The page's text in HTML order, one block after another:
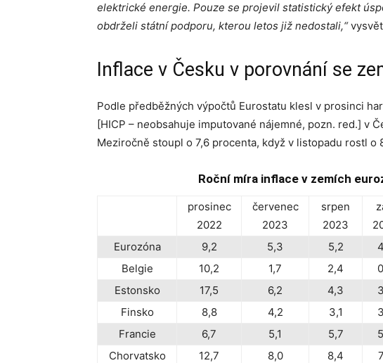
elektrické energie. Pouze se projevil statistický efekt
obdrželi státní podporu, kterou letos již nedostali,“
Inflace v Česku v porovnání se
Podle předběžných výpočtů Eurostatu klesl v prosinci
[HICP – neobsahuje imputované nájemné, pozn. red.] v
Meziročně stoupl o 7,6 procenta, když v listopadu rostl o
Roční míra inflace v zemích
prosinec
2022
červenec
2023
srpen
2023
Eurozóna
9,2 5,3 5,2
Belgie
10,2 1,7 2,4
Estonsko
17,5 6,2 4,3
Finsko
8,8 4,2 3,1
Francie
6,7 5,1 5,7
Chorvatsko
12,7 8,0 8,4